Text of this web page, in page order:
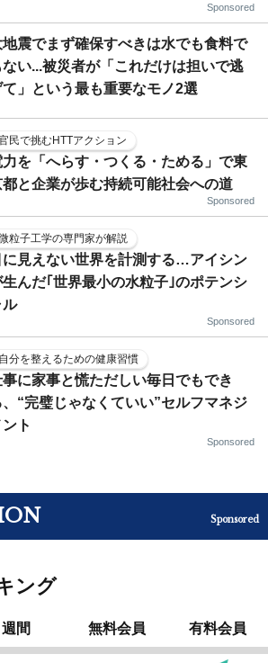
Sponsored
地震でまず確保すべきは水でも食料で
ない...被災者が「これだけは担いで逃
て」という最も重要なモノ2選
民で挑むHTTアクション
力を「へらす・つくる・ためる」で東
都と企業が歩む持続可能社会への道
Sponsored
粒子工学の専門家が解説
に見えない世界を計測する…アイシン
生んだ｢世界最小の水粒子｣のポテンシ
ル
Sponsored
自分を整えるための健康習慣
事に家事と慌ただしい毎日でもでき
、“完璧じゃなくていい”セルフマネジ
ント
Sponsored
Sponsored
ング
週間 無料会員 有料会員